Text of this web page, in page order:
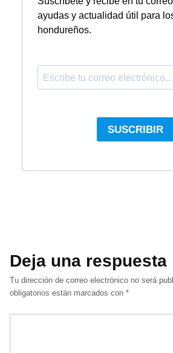
Deja una respuesta
Tu dirección de correo electrónico no será
obligatorios están marcados con *